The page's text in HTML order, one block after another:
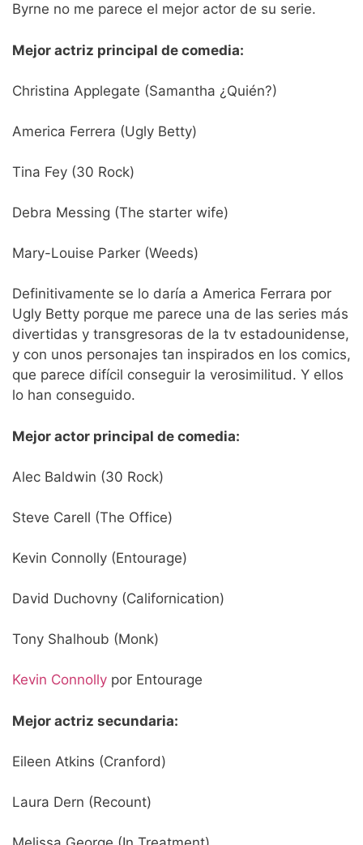
Byrne no me parece el mejor actor de su serie.
Mejor actriz principal de comedia:
Christina Applegate (Samantha ¿Quién?)
America Ferrera (Ugly Betty)
Tina Fey (30 Rock)
Debra Messing (The starter wife)
Mary-Louise Parker (Weeds)
Definitivamente se lo daría a America Ferrara por
Ugly Betty porque me parece una de las series más
divertidas y transgresoras de la tv estadounidense,
y con unos personajes tan inspirados en los comics,
que parece difícil conseguir la verosimilitud. Y ellos
lo han conseguido.
Mejor actor principal de comedia:
Alec Baldwin (30 Rock)
Steve Carell (The Office)
Kevin Connolly (Entourage)
David Duchovny (Californication)
Tony Shalhoub (Monk)
Kevin Connolly por Entourage
Mejor actriz secundaria:
Eileen Atkins (Cranford)
Laura Dern (Recount)